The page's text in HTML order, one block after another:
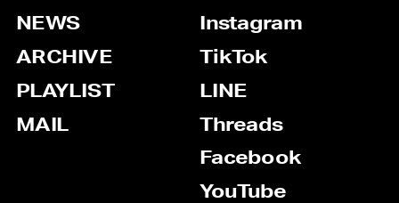
NEWS
ARCHIVE
PLAYLIST
MAIL
Instagram
TikTok
LINE
Threads
Facebook
YouTube